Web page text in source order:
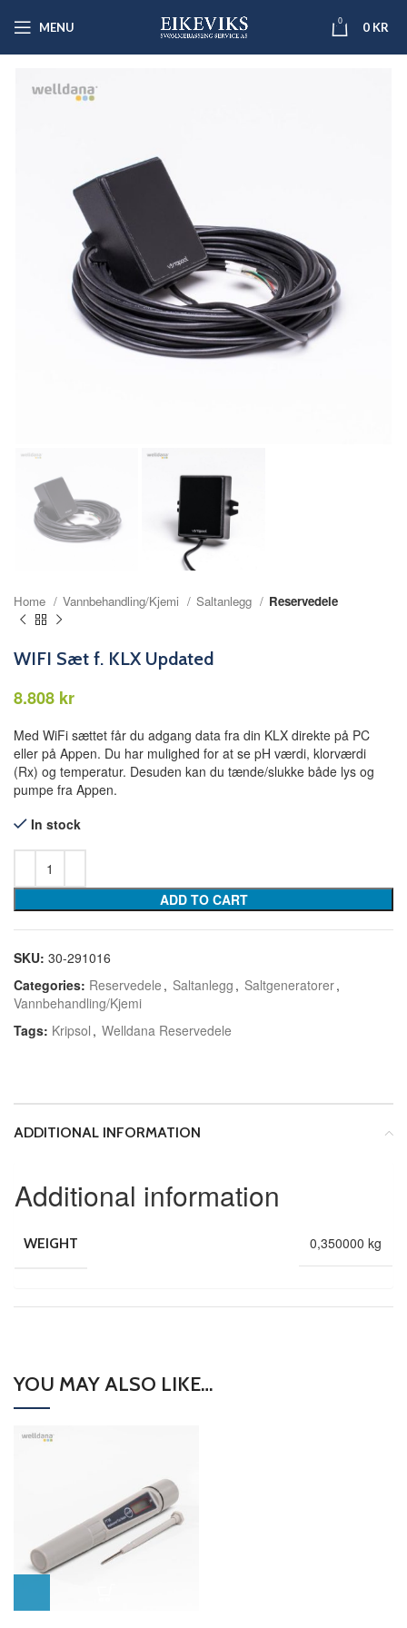
MENU 0 0 KR
Home Vannbehandling/Kjemi Saltanlegg Reservedele
WIFI Sæt f. KLX Updated
kr
Med WiFi sættet får du adgang data fra din KLX direkte på PC
eller på Appen. Du har mulighed for at se pH værdi, klorværdi
(Rx) og temperatur. Desuden kan du tænde/slukke både lys og
pumpe fra Appen.
In stock
ADD TO CART
SKU: 30-291016
Categories: Reservedele , Saltanlegg , Saltgeneratorer,
Vannbehandling/Kjemi
Tags: Kripsol , Welldana Reservedele
ADDITIONAL INFORMATION
Additional information
WEIGHT 0,350000 kg
YOU MAY ALSO LIKE…